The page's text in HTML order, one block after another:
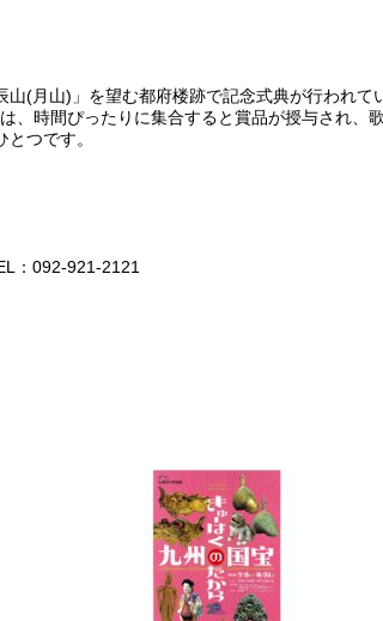
(月山)」を望む都府楼跡で記念式典が行われ
時間ぴったりに集合すると賞品が授与され、
つです。
：092-921-2121